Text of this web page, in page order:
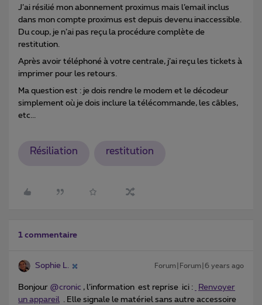
J’ai résilié mon abonnement proximus mais l’email inclus
dans mon compte proximus est depuis devenu inaccessible.
Du coup, je n’ai pas reçu la procédure complète de
restitution.
Après avoir téléphoné à votre centrale, j’ai reçu les tickets à
imprimer pour les retours.
Ma question est : je dois rendre le modem et le décodeur
simplement où je dois inclure la télécommande, les câbles,
etc...
Résiliation restitution
1 commentaire
Sophie L. Forum|Forum|6 years ago
Bonjour @cronic , l’information est reprise ici :
Renvoyer
un appareil . Elle signale le matériel sans autre accessoire